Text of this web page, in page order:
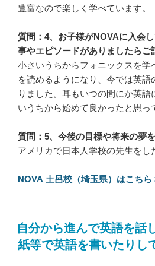
豊富なので楽しく学べています。
質問：4、お子様がNOVAに入会
事やエピソードがありましたらご
小さいうちからフォニックスを学
を読めるようになり、今では英語
りました。耳もいつの間にか英語
いうちから始めて良かったと思っ
質問：5、今後の目標や将来の夢
アメリカで日本人学校の先生をし
NOVA 土呂校（埼玉県）はこちら
自分から進んで英語を話
紙等で英語を書いたりし